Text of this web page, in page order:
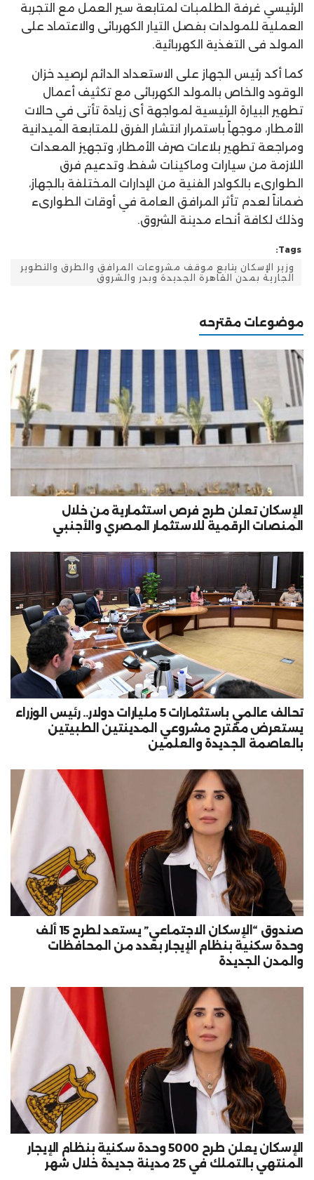
الرئيسي غرفة الطلمبات لمتابعة سير العمل مع التجربة
العملية للمولدات بفصل التيار الكهربائى والاعتماد على
المولد فى التغذية الكهربائية.
كما أكد رئيس الجهاز على الاستعداد الدائم لرصيد خزان
الوقود والخاص بالمولد الكهربائى مع تكثيف أعمال
تطهير البيارة الرئيسية لمواجهة أى زيادة تأتى في حالات
الأمطار، موجهاً باستمرار انتشار الفرق للمتابعة الميدانية
ومراجعة تطهير بلاعات صرف الأمطار، وتجهيز المعدات
اللازمة من سيارات وماكينات شفط، وتدعيم فرق
الطوارىء بالكوادر الفنية من الإدارات المختلفة بالجهاز،
ضماناً لعدم تأثر المرافق العامة في أوقات الطوارىء
وذلك لكافة أنحاء مدينة الشروق.
Tags:
وزير الإسكان يتابع موقف مشروعات المرافق والطرق والتطوير
الجارية بمدن القاهرة الجديدة وبدر والشروق
موضوعات مقترحه
الإسكان تعلن طرح فرص استثمارية من خلال
المنصات الرقمية للاستثمار المصري والأجنبي
تحالف عالمي باستثمارات 5 مليارات دولار.. رئيس الوزراء
يستعرض مقترح مشروعي المدينتين الطبيتين
بالعاصمة الجديدة والعلمين
صندوق “الإسكان الاجتماعي” يستعد لطرح 15 ألف
وحدة سكنية بنظام الإيجار بعدد من المحافظات
والمدن الجديدة
الإسكان يعلن طرح 5000 وحدة سكنية بنظام الإيجار
المنتهي بالتملك في 25 مدينة جديدة خلال شهر